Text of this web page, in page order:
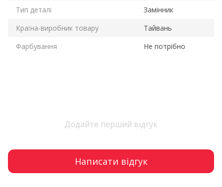
Тип деталі
Замінник
Країна-виробник товару
Тайвань
Фарбування
Не потрібно
Додайте перший відгук
Написати відгук